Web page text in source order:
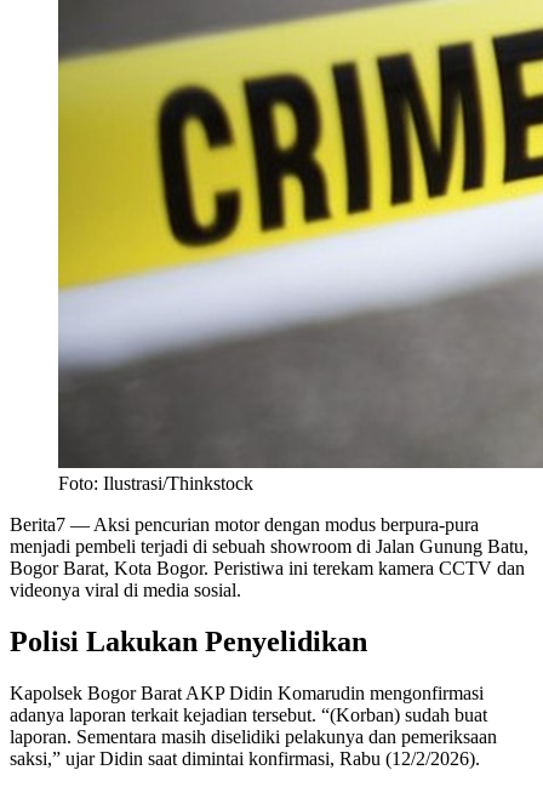
Foto: Ilustrasi/Thinkstock
Berita7 — Aksi pencurian motor dengan modus berpura-pura
menjadi pembeli terjadi di sebuah showroom di Jalan Gunung Batu,
Bogor Barat, Kota Bogor. Peristiwa ini terekam kamera CCTV dan
videonya viral di media sosial.
Polisi Lakukan Penyelidikan
Kapolsek Bogor Barat AKP Didin Komarudin mengonfirmasi
adanya laporan terkait kejadian tersebut. “(Korban) sudah buat
laporan. Sementara masih diselidiki pelakunya dan pemeriksaan
saksi,” ujar Didin saat dimintai konfirmasi, Rabu (12/2/2026).